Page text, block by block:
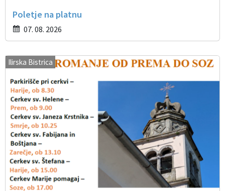
Poletje na platnu
07. 08. 2026
Ilirska Bistrica